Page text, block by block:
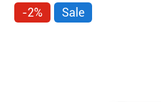
-2% Sale